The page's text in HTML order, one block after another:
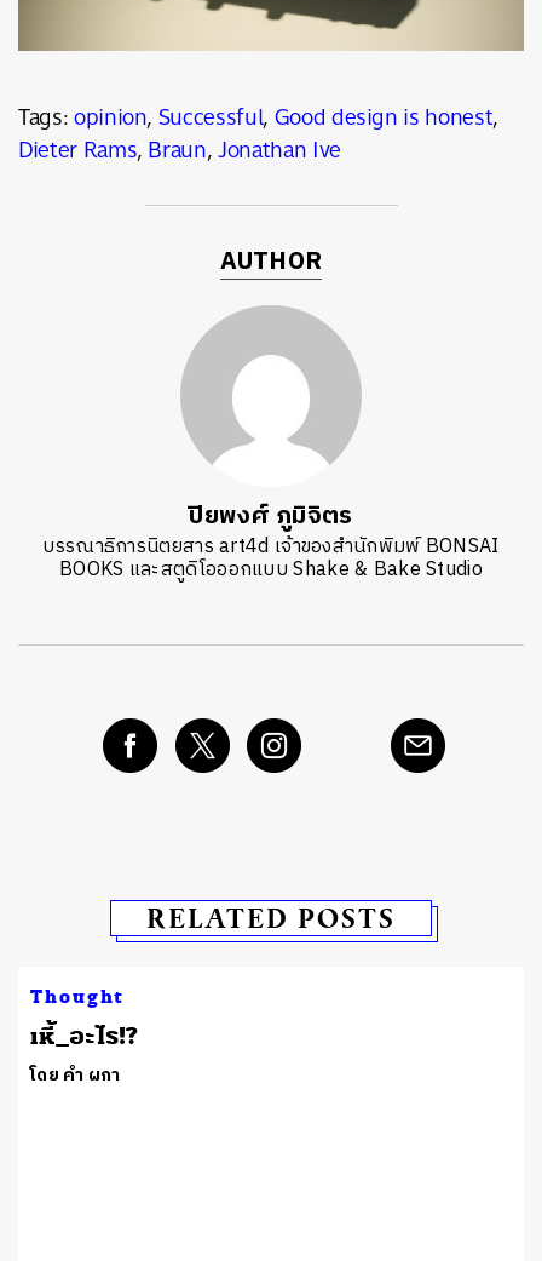
Tags:opinion,Successful,Good design is honest,
Dieter Rams,Braun,Jonathan Ive
AUTHOR
ปิยพงศ์ ภูมิจิตร
บรรณาธิการนิตยสาร art4d เจ้าของสำนักพิมพ์ BONSAI
BOOKS และสตูดิโอออกแบบ Shake & Bake Studio
RELATED POSTS
Thought
เหี้_อะไร!?
โดย คำ ผกา